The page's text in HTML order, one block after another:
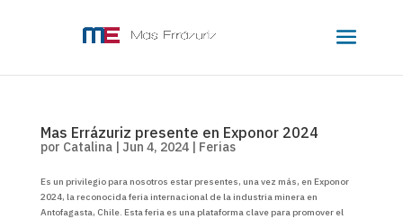
Mas Errázuriz presente en Exponor 2024
por Catalina| Jun 4, 2024| Ferias
Es un privilegio para nosotros estar presentes, una vez más, en Exponor
2024, la reconocida feria internacional de la industria minera en
Antofagasta, Chile. Esta feria es una plataforma clave para promover el